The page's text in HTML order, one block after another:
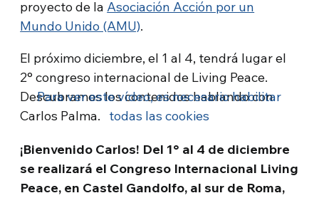
proyecto de laAsociación Acción por un
Mundo Unido (AMU).
El próximo diciembre, el 1 al 4, tendrá lugar el
2° congreso internacional de Living Peace.
Descubramos los contenidos hablando con
Carlos Palma.
Para ver este vídeo, es necesario habilitar
todas las cookies
¡Bienvenido Carlos! Del 1° al 4 de diciembre
se realizará el Congreso Internacional Living
Peace, en Castel Gandolfo, al sur de Roma,